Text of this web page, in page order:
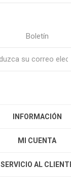
Boletín
INFORMACIÓN
MI CUENTA
SERVICIO AL